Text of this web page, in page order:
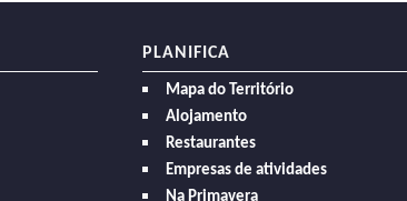
PLANIFICA
Mapa do Território
Alojamento
Restaurantes
Empresas de atividades
Na Primavera